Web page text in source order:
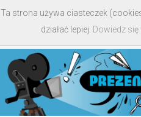
Ta strona używa ciasteczek
działać lepiej. Dowiedz się